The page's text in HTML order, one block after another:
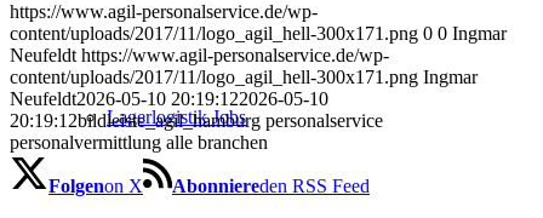
Lagerlogistik Jobs
https://www.agil-personalservice.de/wp-
content/uploads/2017/11/logo_agil_hell-300x171.png 0 0 Ingmar
Neufeldt https://www.agil-personalservice.de/wp-
content/uploads/2017/11/logo_agil_hell-300x171.png Ingmar
Neufeldt2026-05-10 20:19:122026-05-10
20:19:12bildleiste_agil_hamburg personalservice
personalvermittlung alle branchen
Folgenon X Abonniereden RSS Feed